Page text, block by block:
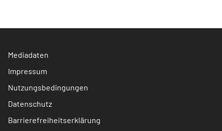
Mediadaten
Impressum
Nutzungsbedingungen
Datenschutz
Barrierefreiheitserklärung